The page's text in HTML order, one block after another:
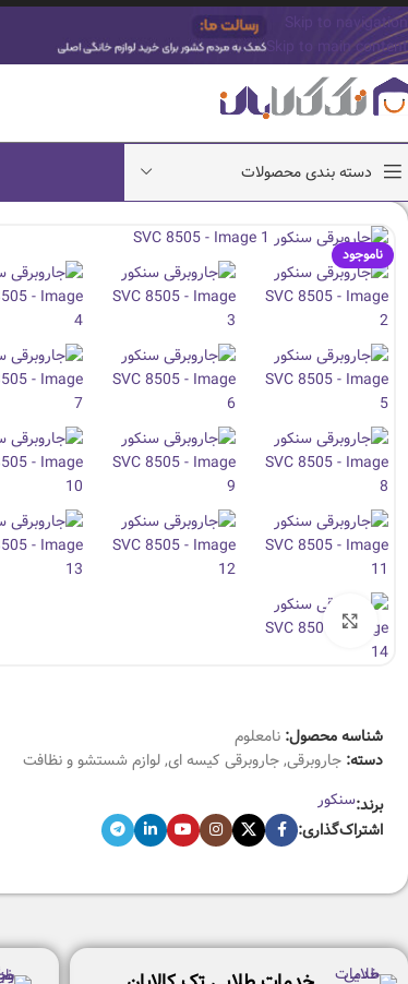
Skip to navigation
Skip to main content
دسته بندی محصولات
ناموجود
بزرگنمایی تصویر
شناسه محصول: نامعلوم
دسته: جاروبرقی,جاروبرقی کیسه ای,لوازم شستشو و نظافت
برند:سنکور
اشتراک‌گذاری: